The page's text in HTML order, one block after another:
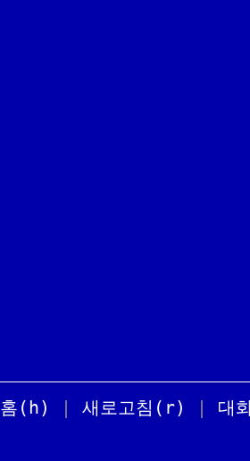
홈(h) | 새로고침(r) | 대